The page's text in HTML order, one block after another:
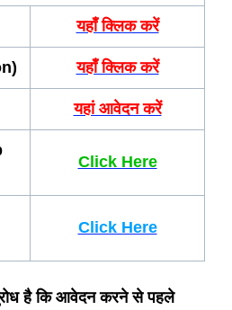
यहाँ क्लिक करें
यहाँ क्लिक करें
यहां आवेदन करें
Click Here
Click Here
है कि आवेदन करने से पहले